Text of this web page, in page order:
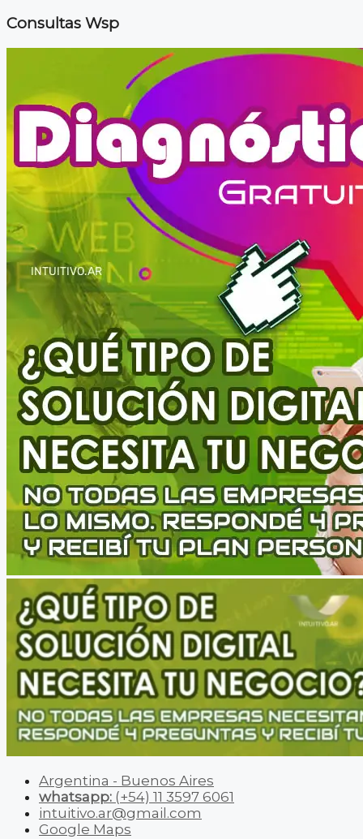
Consultas Wsp
Argentina - Buenos Aires
whatsapp: (+54) 11 3597 6061
intuitivo.ar@gmail.com
Google Maps